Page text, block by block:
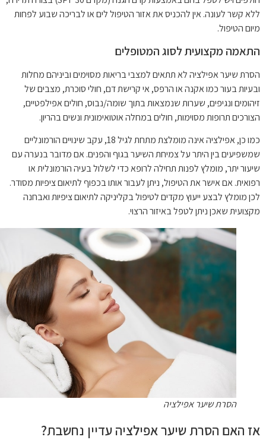
ללא קשר לעונה. אין להכניס את אזור הטיפול לים או לבריכה שבוע לפחות
מיום הטיפול.
התאמה מקצועית לסוג המטופלים
הסרת שיער אפילציה לא תתאים למצבי בריאות מסוימים וביניהם מחלות
ובעיות בעור כמו אקנה או הרפס, אי קרישת דם, חולי סוכרת, מצבים של
זיהומים ונגיפים, שערות שנמצאות בתוך שומה/נבוס, חולים אפילפטיים,
הצורכים תרופות מסוימות, חולים במחלה אוטואימונית ונשים בהריון.
כמו כן, אפילציה אינה מומלצת מתחת לגיל 18, עקב שינויים הורמונליים
שמשפיעים בין היתר על צמיחת השיער בגוף והפנים. אם מדובר בנערה עם
שיעור יתר, מומלץ לפנות תחילה לרופא כדי לשלול בעיה הורמונלית או
רפואית. אם אישר את הטיפול, ניתן לעבור אותו בכפוף לתיאום ציפיות מסודר.
לכן מומלץ לבצע ייעוץ מקדים לטיפול בקליניקה לתיאום ציפיות ואבחנה
מקצועית שאכן ניתן לטפל באיזור הרצוי.
הסרת שיער אפילציה
אז האם הסרת שיער אפילציה עדיין נחשבת?